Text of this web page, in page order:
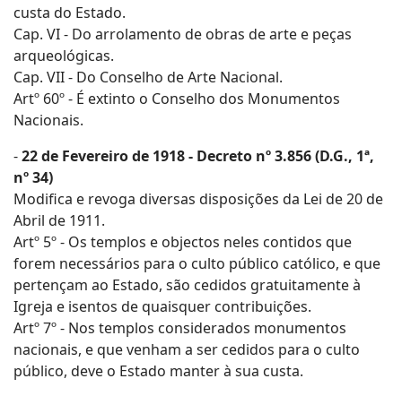
custa do Estado.
Cap. VI - Do arrolamento de obras de arte e peças
arqueológicas.
Cap. VII - Do Conselho de Arte Nacional.
Artº 60º - É extinto o Conselho dos Monumentos
Nacionais.
-22 de Fevereiro de 1918 - Decreto nº 3.856 (D.G., 1ª,
nº 34)
Modifica e revoga diversas disposições da Lei de 20 de
Abril de 1911.
Artº 5º - Os templos e objectos neles contidos que
forem necessários para o culto público católico, e que
pertençam ao Estado, são cedidos gratuitamente à
Igreja e isentos de quaisquer contribuições.
Artº 7º - Nos templos considerados monumentos
nacionais, e que venham a ser cedidos para o culto
público, deve o Estado manter à sua custa.